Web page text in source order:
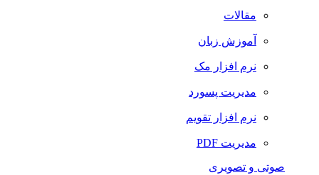
مقالات
آموزش زبان
نرم افزار مک
مدیریت پسورد
نرم افزار تقویم
مدیریت PDF
صوتی و تصویری